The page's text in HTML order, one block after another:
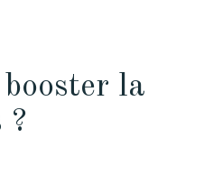
la
?